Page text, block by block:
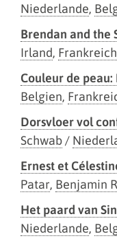
Niederlande,
Brendan and the
Irland, Frankreich
Couleur de peau:
Belgien,
Dorsvloer vol
Schwab/
Ernest et
Patar, Benjamin
Het paard van
Niederlande,